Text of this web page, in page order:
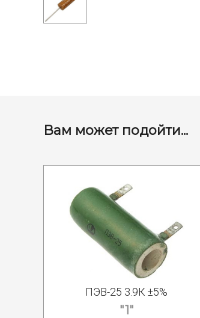
Вам может подойти...
ПЭВ-25 3.9К ±5%
"1"